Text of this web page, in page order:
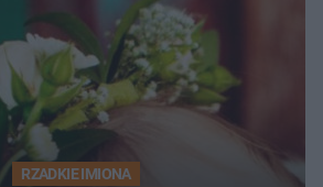
RZADKIE IMIONA